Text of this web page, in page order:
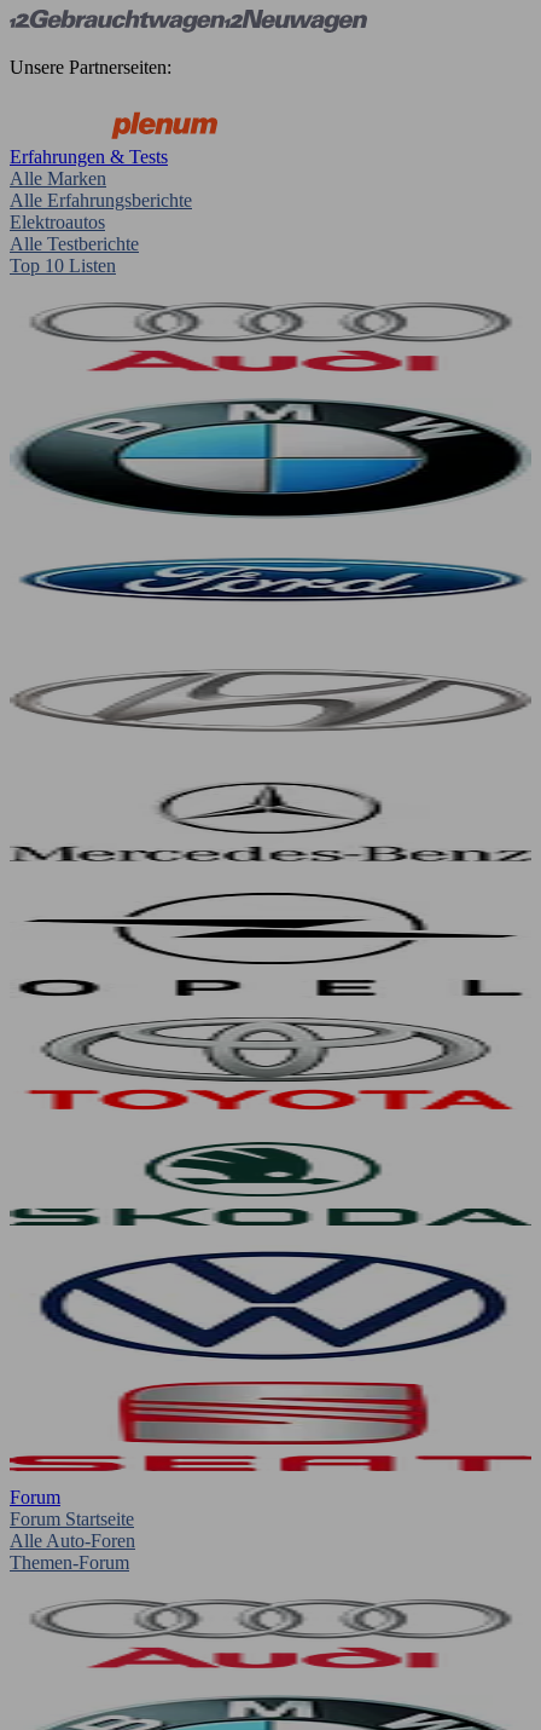
Unsere Partnerseiten:
Erfahrungen & Tests
Alle Marken
Alle Erfahrungsberichte
Elektroautos
Alle Testberichte
Top 10 Listen
Forum
Forum Startseite
Alle Auto-Foren
Themen-Forum